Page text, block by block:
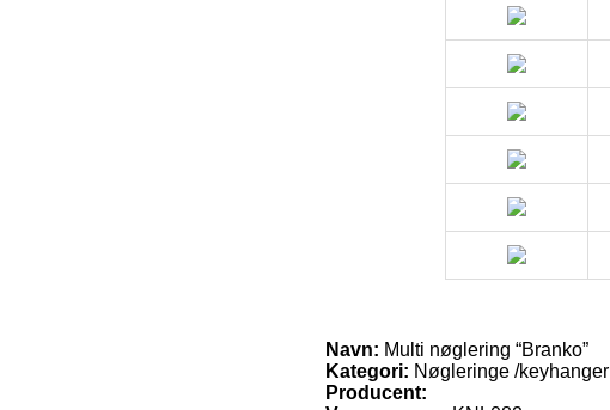
Navn: Multi nøglering “Branko”
Kategori: Nøgleringe /keyhanger
Producent: